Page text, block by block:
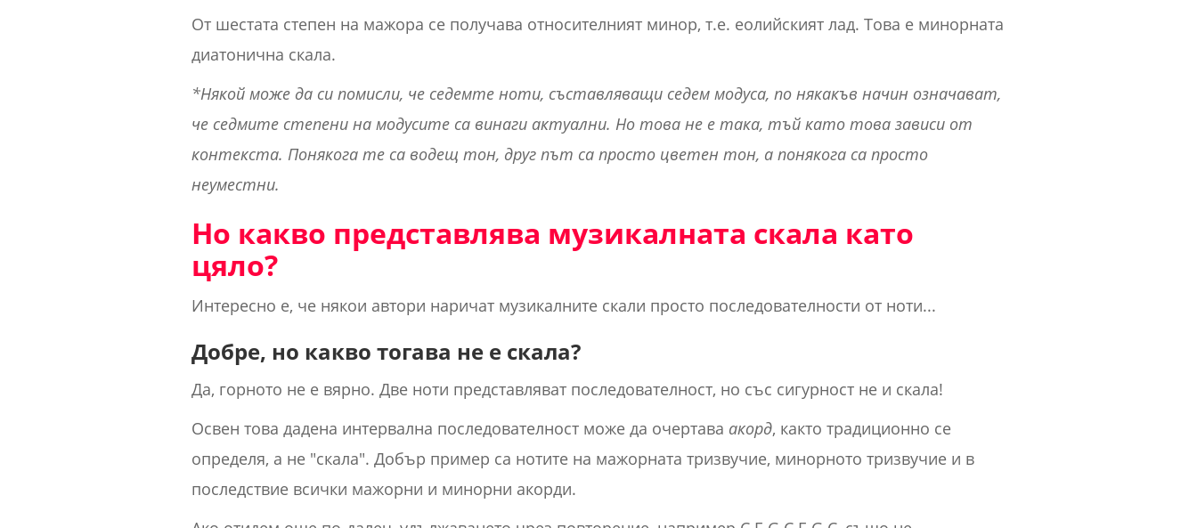
От шестата степен на мажора се получава относителният минор, т.е. еолийският лад. Това е минорната
диатонична скала.
*Някой може да си помисли, че седемте ноти, съставляващи седем модуса, по някакъв начин означават,
че седмите степени на модусите са винаги актуални. Но това не е така, тъй като това зависи от
контекста. Понякога те са водещ тон, друг път са просто цветен тон, а понякога са просто
неуместни.
Но какво представлява музикалната скала като
цяло?
Интересно е, че някои автори наричат музикалните скали просто последователности от ноти...
Добре, но какво тогава не е скала?
Да, горното не е вярно. Две ноти представляват последователност, но със сигурност не и скала!
Освен това дадена интервална последователност може да очертава акорд, както традиционно се
определя, а не "скала". Добър пример са нотите на мажорната тризвучие, минорното тризвучие и в
последствие всички мажорни и минорни акорди.